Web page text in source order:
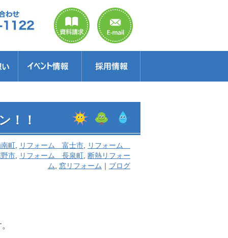
！！
町 リフォーム 富士市
リフォーム
市 リフォーム 長泉町 断熱リフォー
ム
窓リフォーム ｜ ブログ